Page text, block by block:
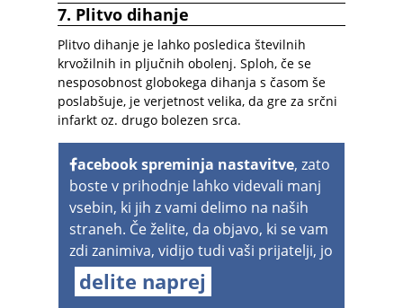
7. Plitvo dihanje
Plitvo dihanje je lahko posledica številnih
krvožilnih in pljučnih obolenj. Sploh, če se
nesposobnost globokega dihanja s časom še
poslabšuje, je verjetnost velika, da gre za srčni
infarkt oz. drugo bolezen srca.
acebook spreminja nastavitve, zato
boste v prihodnje lahko videvali manj
vsebin, ki jih z vami delimo na naših
straneh. Če želite, da objavo, ki se vam
zdi zanimiva, vidijo tudi vaši prijatelji, jo
delite naprej